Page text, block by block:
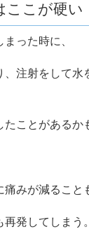
こが硬い
った時に、
、注射をして水
ことがあるか
みが減ること
発してしまう。